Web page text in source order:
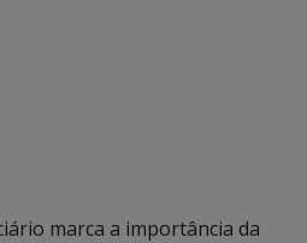
marca a importância da